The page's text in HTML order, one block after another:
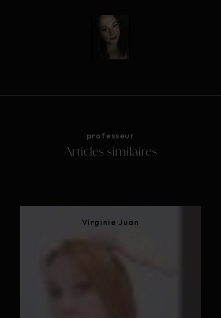
professeur
Articles similaires
Virginie Juan